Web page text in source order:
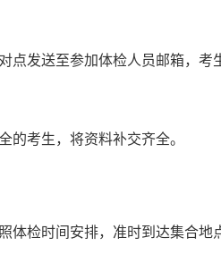
发送至参加体检人员邮箱，考
考生，将资料补交齐全。
检时间安排，准时到达集合地